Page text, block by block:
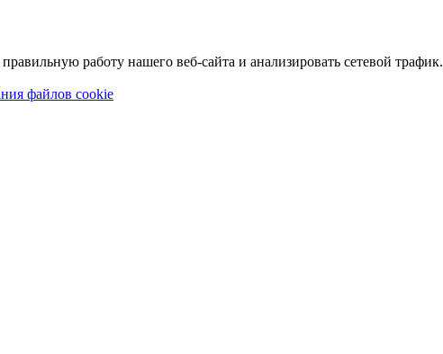
работу нашего веб-сайта и анализировать сетевой трафик.
файлов cookie